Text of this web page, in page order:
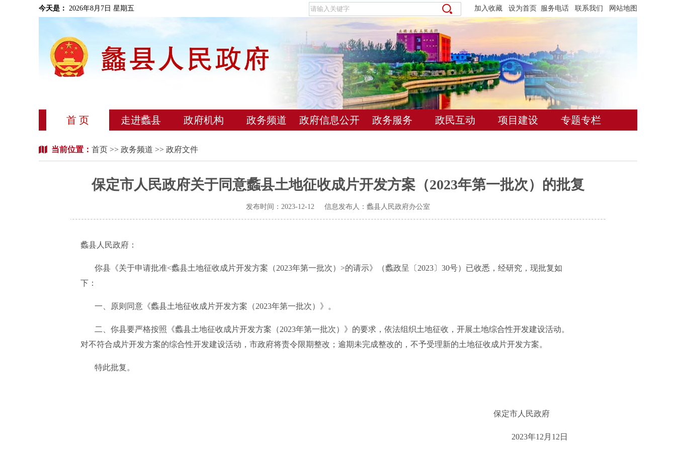
加入收藏 设为首页 服务电话 联系我们 网站地图
今天是： 2026年8月7日 星期五
首 页 走进蠡县 政府机构 政务频道 政府信息公开 政务服务 政民互动 项目建设 专题专栏
当前位置： 首页 >> 政务频道 >> 政府文件
保定市人民政府关于同意蠡县土地征收成片开发方案（2023年第一批次）的批复
发布时间：2023-12-12 信息发布人：蠡县人民政府办公室
蠡县人民政府：
你县《关于申请批准<蠡县土地征收成片开发方案（2023年第一批次）>的请示》（蠡政呈〔2023〕30号）已收悉，经研究，现批复如
下：
一、原则同意《蠡县土地征收成片开发方案（2023年第一批次）》。
二、你县要严格按照《蠡县土地征收成片开发方案（2023年第一批次）》的要求，依法组织土地征收，开展土地综合性开发建设活动。
对不符合成片开发方案的综合性开发建设活动，市政府将责令限期整改；逾期未完成整改的，不予受理新的土地征收成片开发方案。
特此批复。
保定市人民政府
2023年12月12日